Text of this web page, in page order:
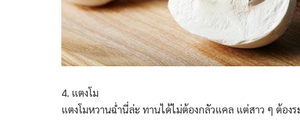
4. แตงโม
แตงโมหวานฉ่ำนี่ล่ะ ทานได้ไม่ต้องกลัวแคล แต่สาว ๆ ต้องร